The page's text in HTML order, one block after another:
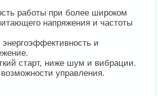
работы при более широком
напряжения и частоты
и
старт, ниже шум и вибрации.
управления.